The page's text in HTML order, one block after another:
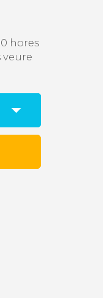
hores
veure